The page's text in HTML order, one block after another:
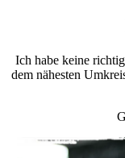
Ich habe keine
dem nähesten